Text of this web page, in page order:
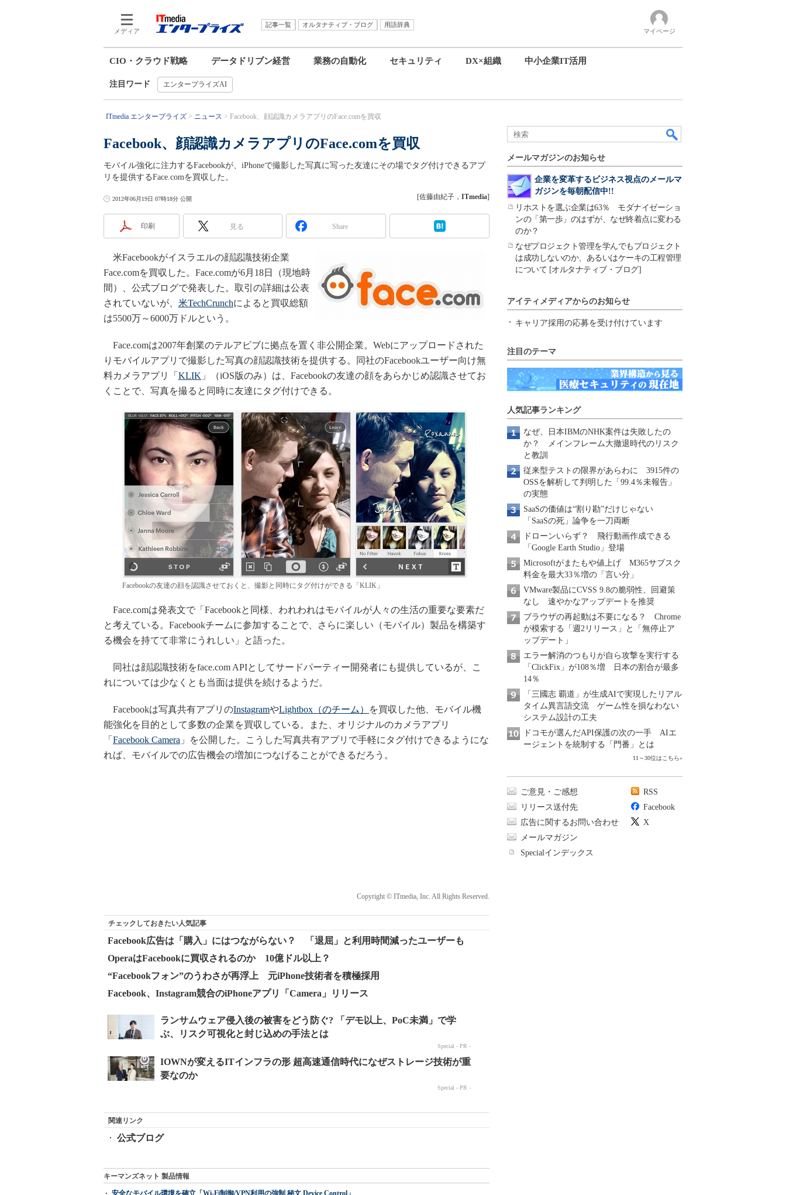
メディア
記事一覧 オルタナティブ・ブログ
用語辞典
マイページ
CIO・クラウド戦略 データドリブン経営 業務の自動化 セキュリティ DX×組織 中小企業IT活用
注目ワード エンタープライズAI
ITmedia エンタープライズ ニュース Facebook、顔認識カメラアプリのFace.comを買収
Facebook、顔認識カメラアプリのFace.comを買収
モバイル強化に注力するFacebookが、iPhoneで撮影した写真に写った友達にその場でタグ付けできるアプ
リを提供するFace.comを買収した。
2012年06月19日 07時18分 公開 [佐藤由紀子， ITmedia]
印刷 見る Share
米Facebookがイスラエルの顔認識技術企業
Face.comを買収した。Face.comが6月18日（現地時
間）、公式ブログで発表した。取引の詳細は公表
されていないが、 米TechCrunchによると買収総額
は5500万～6000万ドルという。
Face.comは2007年創業のテルアビブに拠点を置く非公開企業。Webにアップロードされた
りモバイルアプリで撮影した写真の顔認識技術を提供する。同社のFacebookユーザー向け無
料カメラアプリ「 KLIK 」（iOS版のみ）は、Facebookの友達の顔をあらかじめ認識させてお
くことで、写真を撮ると同時に友達にタグ付けできる。
Facebookの友達の顔を認識させておくと、撮影と同時にタグ付けができる「KLIK」
Face.comは発表文で「Facebookと同様、われわれはモバイルが人々の生活の重要な要素だ
と考えている。Facebookチームに参加することで、さらに楽しい（モバイル）製品を構築す
る機会を持てて非常にうれしい」と語った。
同社は顔認識技術をface.com APIとしてサードパーティー開発者にも提供しているが、こ
れについては少なくとも当面は提供を続けるようだ。
Facebookは写真共有アプリのInstagramやLightbox（のチーム）
を買収した他、モバイル機
能強化を目的として多数の企業を買収している。また、オリジナルのカメラアプリ
「 Facebook Camera 」を公開した。こうした写真共有アプリで手軽にタグ付けできるようにな
れば、モバイルでの広告機会の増加につなげることができるだろう。
Copyright © ITmedia, Inc. All Rights Reserved.
チェックしておきたい人気記事
Facebook広告は「購入」にはつながらない？ 「退屈」と利用時間減ったユーザーも
OperaはFacebookに買収されるのか 10億ドル以上？
“Facebookフォン”のうわさが再浮上 元iPhone技術者を積極採用
Facebook、Instagram競合のiPhoneアプリ「Camera」リリース
関連リンク
公式ブログ
キーマンズネット 製品情報
安全なモバイル環境を確立「Wi-Fi制御/VPN利用の強制 秘文 Device Control」
メールマガジンのお知らせ
企業を変革するビジネス視点のメールマ
ガジンを毎朝配信中!!
リホストを選ぶ企業は63％ モダナイゼーショ
ンの「第一歩」のはずが、なぜ終着点に変わる
のか？
なぜプロジェクト管理を学んでもプロジェクト
は成功しないのか、あるいはケーキの工程管理
について [オルタナティブ・ブログ]
アイティメディアからのお知らせ
キャリア採用の応募を受け付けています
注目のテーマ
人気記事ランキング
なぜ、日本IBMのNHK案件は失敗したの
か？ メインフレーム大撤退時代のリスク
と教訓
従来型テストの限界があらわに 3915件の
OSSを解析して判明した「99.4％未報告」
の実態
SaaSの価値は“割り勘”だけじゃない
「SaaSの死」論争を一刀両断
ドローンいらず？ 飛行動画作成できる
「Google Earth Studio」登場
Microsoftがまたもや値上げ M365サブスク
料金を最大33％増の「言い分」
VMware製品にCVSS 9.8の脆弱性、回避策
なし 速やかなアップデートを推奨
ブラウザの再起動は不要になる？ Chrome
が模索する「週2リリース」と「無停止ア
ップデート」
エラー解消のつもりが自ら攻撃を実行する
「ClickFix」が108％増 日本の割合が最多
14％
「三國志 覇道」が生成AIで実現したリアル
タイム異言語交流 ゲーム性を損なわない
システム設計の工夫
ドコモが選んだAPI保護の次の一手 AIエ
ージェントを統制する「門番」とは
11～30位はこちら»
ご意見・ご感想
リリース送付先
広告に関するお問い合わせ
メールマガジン
Specialインデックス
RSS
Facebook
X